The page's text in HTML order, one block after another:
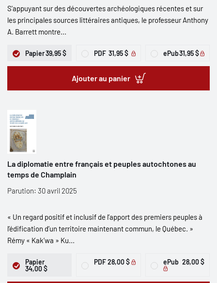
S'appuyant sur des découvertes archéologiques récentes et sur
les principales sources littéraires antiques, le professeur Anthony
A. Barrett montre...
Papier39,95 $ PDF 31,95 $ ePub31,95 $
Ajouter au panier
La diplomatie entre français et peuples autochtones au
temps de Champlain
Parution: 30 avril 2025
« Un regard positif et inclusif de l’apport des premiers peuples à
l’édification d’un territoire maintenant commun, le Québec. »
Rémy « Kak’wa » Ku...
Papier
34,00 $
PDF28,00 $ ePub 28,00 $